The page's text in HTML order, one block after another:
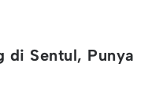
di Sentul, Punya